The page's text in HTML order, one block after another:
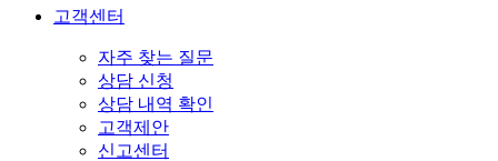
고객센터
자주 찾는 질문
상담 신청
상담 내역 확인
고객제안
신고센터